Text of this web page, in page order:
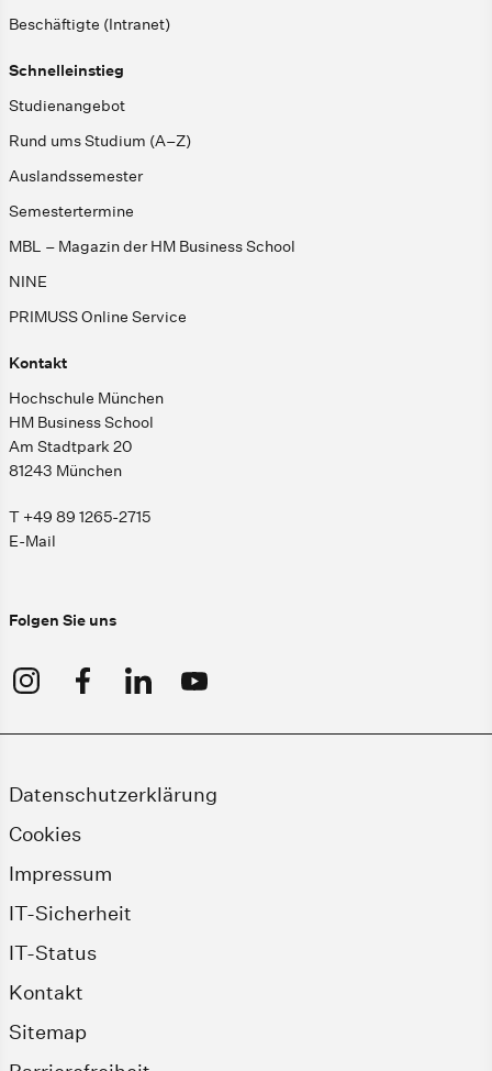
Beschäftigte (Intranet)
Schnelleinstieg
Studienangebot
Rund ums Studium (A–Z)
Auslandssemester
Semestertermine
MBL – Magazin der HM Business School
NINE
PRIMUSS Online Service
Kontakt
Hochschule München
HM Business School
Am Stadtpark 20
81243 München
T +49 89 1265-2715
E-Mail
Folgen Sie uns
Datenschutzerklärung
Cookies
Impressum
IT-Sicherheit
IT-Status
Kontakt
Sitemap